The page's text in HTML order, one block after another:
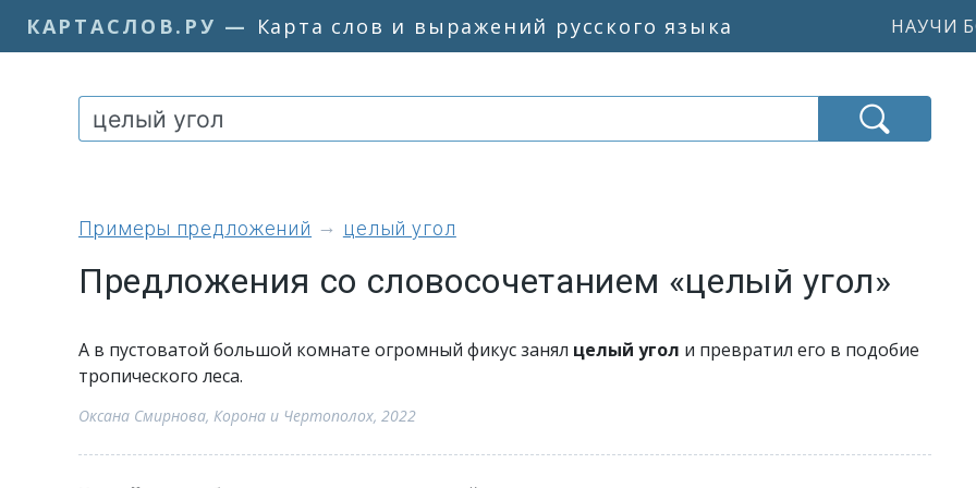
КАРТАСЛОВ.РУ — Карта слов и выражений русского языка НАУЧИ
примеры предложений целый угол
Предложения со словосочетанием «целый угол»
А в пустоватой большой комнате огромный фикус занял целый угол и превратил его в подобие
тропического леса.
Оксана Смирнова, Корона и Чертополох, 2022